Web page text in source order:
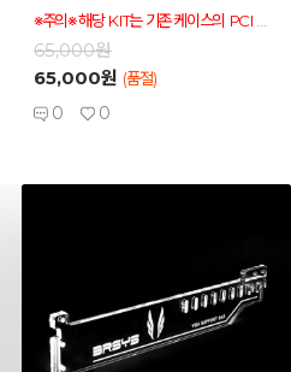
65,000원
65,000원 (품절)
0 0